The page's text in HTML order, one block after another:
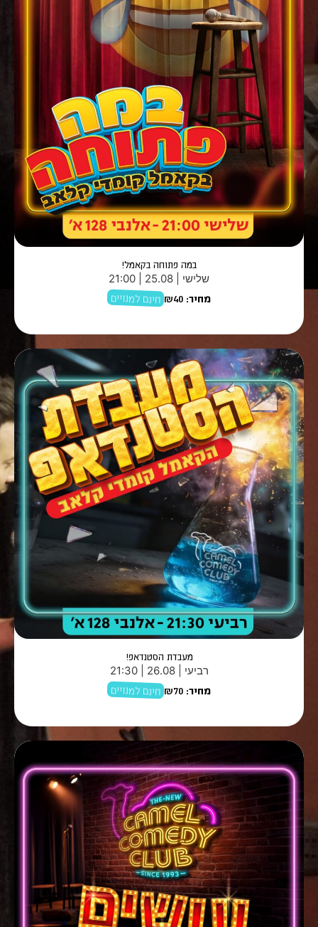
במה פתוחה בקאמל!
שלישי | 25.08 | 21:00
מחיר: ₪40 חינם למנויים
מעבדת הסטנדאפ!
רביעי | 26.08 | 21:30
מחיר: ₪70 חינם למנויים